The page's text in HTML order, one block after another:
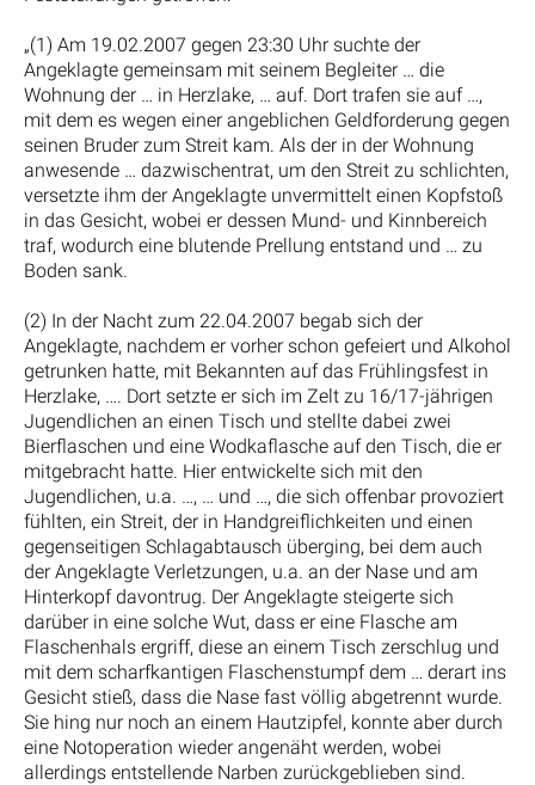
„(1) Am 19.02.2007 gegen 23:30 Uhr suchte der
Angeklagte gemeinsam mit seinem Begleiter … die
Wohnung der … in Herzlake, … auf. Dort trafen sie auf …,
mit dem es wegen einer angeblichen Geldforderung gegen
seinen Bruder zum Streit kam. Als der in der Wohnung
anwesende … dazwischentrat, um den Streit zu schlichten,
versetzte ihm der Angeklagte unvermittelt einen Kopfstoß
in das Gesicht, wobei er dessen Mund- und Kinnbereich
traf, wodurch eine blutende Prellung entstand und … zu
Boden sank.
(2) In der Nacht zum 22.04.2007 begab sich der
Angeklagte, nachdem er vorher schon gefeiert und Alkohol
getrunken hatte, mit Bekannten auf das Frühlingsfest in
Herzlake, …. Dort setzte er sich im Zelt zu 16/17-jährigen
Jugendlichen an einen Tisch und stellte dabei zwei
Bierflaschen und eine Wodkaflasche auf den Tisch, die er
mitgebracht hatte. Hier entwickelte sich mit den
Jugendlichen, u.a. …, … und …, die sich offenbar provoziert
fühlten, ein Streit, der in Handgreiflichkeiten und einen
gegenseitigen Schlagabtausch überging, bei dem auch
der Angeklagte Verletzungen, u.a. an der Nase und am
Hinterkopf davontrug. Der Angeklagte steigerte sich
darüber in eine solche Wut, dass er eine Flasche am
Flaschenhals ergriff, diese an einem Tisch zerschlug und
mit dem scharfkantigen Flaschenstumpf dem … derart ins
Gesicht stieß, dass die Nase fast völlig abgetrennt wurde.
Sie hing nur noch an einem Hautzipfel, konnte aber durch
eine Notoperation wieder angenäht werden, wobei
allerdings entstellende Narben zurückgeblieben sind.